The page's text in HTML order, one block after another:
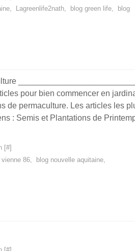
, Lagreenlife2nath, blog green life,
blog
__________________________
pour bien commencer en
de permaculture. Les articles les
: Semis et Plantations de
[#]
86, blog nouvelle aquitaine,